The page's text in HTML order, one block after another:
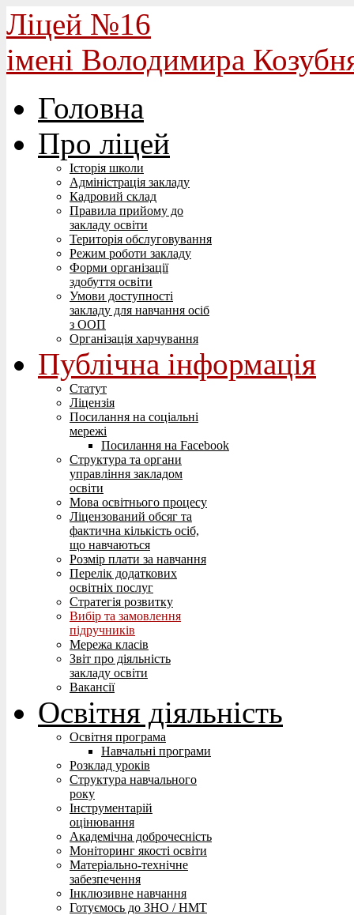
Ліцей №16
імені Володимира
Головна
Про ліцей
Історія школи
Адміністрація закладу
Кадровий склад
Правила прийому до
закладу освіти
Територія обслуговування
Режим роботи закладу
Форми організації
здобуття освіти
Умови доступності
закладу для навчання осіб
з ООП
Організація харчування
Публічна інформація
Статут
Ліцензія
Посилання на соціальні
мережі
Посилання на Facebook
Структура та органи
управління закладом
освіти
Мова освітнього процесу
Ліцензований обсяг та
фактична кількість осіб,
що навчаються
Розмір плати за навчання
Перелік додаткових
освітніх послуг
Стратегія розвитку
Вибір та замовлення
підручників
Мережа класів
Звіт про діяльність
закладу освіти
Вакансії
Освітня діяльність
Освітня програма
Навчальні програми
Розклад уроків
Структура навчального
року
Інструментарій
оцінювання
Академічна доброчесність
Моніторинг якості освіти
Матеріально-технічне
забезпечення
Інклюзивне навчання
Готуємось до ЗНО / НМТ